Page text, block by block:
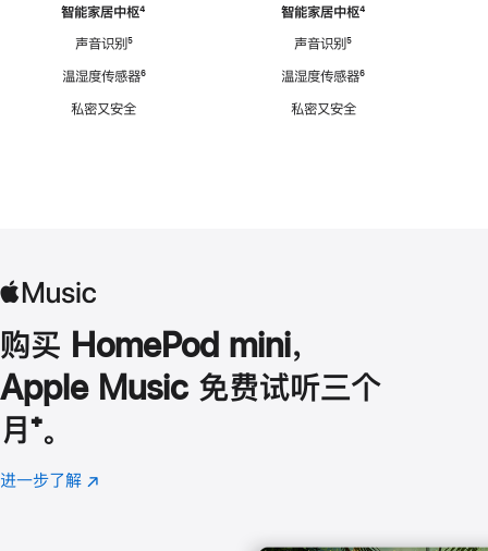
智能家居中枢脚
⁴
声音识别脚
⁵
温湿度传感器脚
⁶
私密又安全
智能家居中枢脚
⁴
声音识别脚
⁵
温湿度传感器脚
⁶
私密又安全
购买 HomePod mini，
Apple Music 免费试听三个
月 脚
注
⁺。
进一步了解 Apple
(在